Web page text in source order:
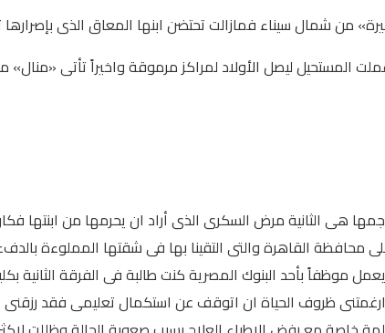
من شمال سيناء فمازالت تحتضن ابنها المعاق الذى
المستحيل ليصل الأولاد لمراكز مرموقة واخيراً تأتى
هى الثانية مرض السكرى الذى أراد ان يحرمها من ابنتها
محافظة القاهرة والتى التقينا بها فى شقتها المملوءة
فى الحديث عن رحلة إمراة من زمن المستحيل قالت تزوجت عام 1984 وكان زوجى يعمل موظفاً بأحد البنوك المصرية كنت
ظروف الحياة ان اتوقف عن استكمال تعليمى فقد رزقنى